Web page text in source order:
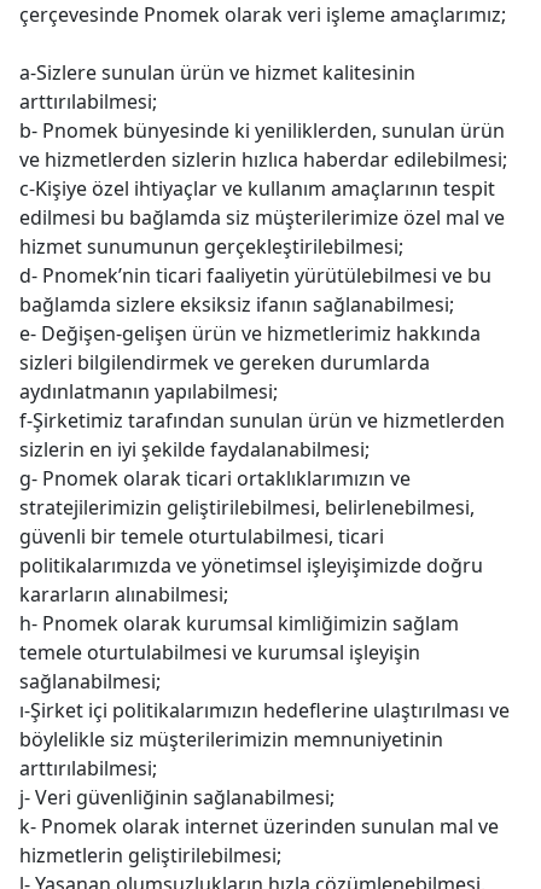
çerçevesinde Pnomek olarak veri işleme amaçlarımız;
a-Sizlere sunulan ürün ve hizmet kalitesinin
arttırılabilmesi;
b- Pnomek bünyesinde ki yeniliklerden, sunulan ürün
ve hizmetlerden sizlerin hızlıca haberdar edilebilmesi;
c-Kişiye özel ihtiyaçlar ve kullanım amaçlarının tespit
edilmesi bu bağlamda siz müşterilerimize özel mal ve
hizmet sunumunun gerçekleştirilebilmesi;
d- Pnomek’nin ticari faaliyetin yürütülebilmesi ve bu
bağlamda sizlere eksiksiz ifanın sağlanabilmesi;
e- Değişen-gelişen ürün ve hizmetlerimiz hakkında
sizleri bilgilendirmek ve gereken durumlarda
aydınlatmanın yapılabilmesi;
f-Şirketimiz tarafından sunulan ürün ve hizmetlerden
sizlerin en iyi şekilde faydalanabilmesi;
g- Pnomek olarak ticari ortaklıklarımızın ve
stratejilerimizin geliştirilebilmesi, belirlenebilmesi,
güvenli bir temele oturtulabilmesi, ticari
politikalarımızda ve yönetimsel işleyişimizde doğru
kararların alınabilmesi;
h- Pnomek olarak kurumsal kimliğimizin sağlam
temele oturtulabilmesi ve kurumsal işleyişin
sağlanabilmesi;
ı-Şirket içi politikalarımızın hedeflerine ulaştırılması ve
böylelikle siz müşterilerimizin memnuniyetinin
arttırılabilmesi;
j- Veri güvenliğinin sağlanabilmesi;
k- Pnomek olarak internet üzerinden sunulan mal ve
hizmetlerin geliştirilebilmesi;